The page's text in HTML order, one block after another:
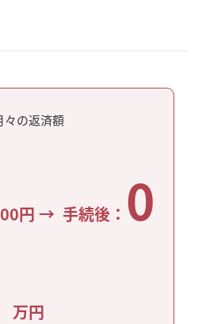
々の返済額
円 → 手続後： 0
万円